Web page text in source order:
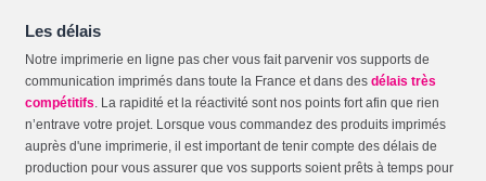
Les délais
Notre imprimerie en ligne pas cher vous fait parvenir vos supports de
communication imprimés dans toute la France et dans des délais très
compétitifs. La rapidité et la réactivité sont nos points fort afin que rien
n’entrave votre projet. Lorsque vous commandez des produits imprimés
auprès d'une imprimerie, il est important de tenir compte des délais de
production pour vous assurer que vos supports soient prêts à temps pour